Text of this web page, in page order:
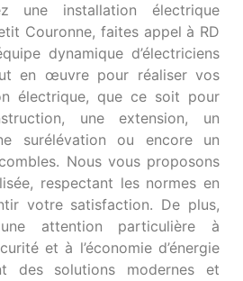
une installation électrique
Couronne, faites appel à RD
dynamique d’électriciens
en œuvre pour réaliser vos
électrique, que ce soit pour
une extension, un
surélévation ou encore un
Nous vous proposons
respectant les normes en
votre satisfaction. De plus,
attention particulière à
et à l’économie d’énergie
des solutions modernes et